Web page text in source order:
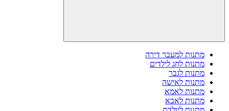
מתנות למעבר דירה
מתנות לחג לילדים
מתנות לגבר
מתנות לאישה
מתנות לאמא
מתנות לאבא